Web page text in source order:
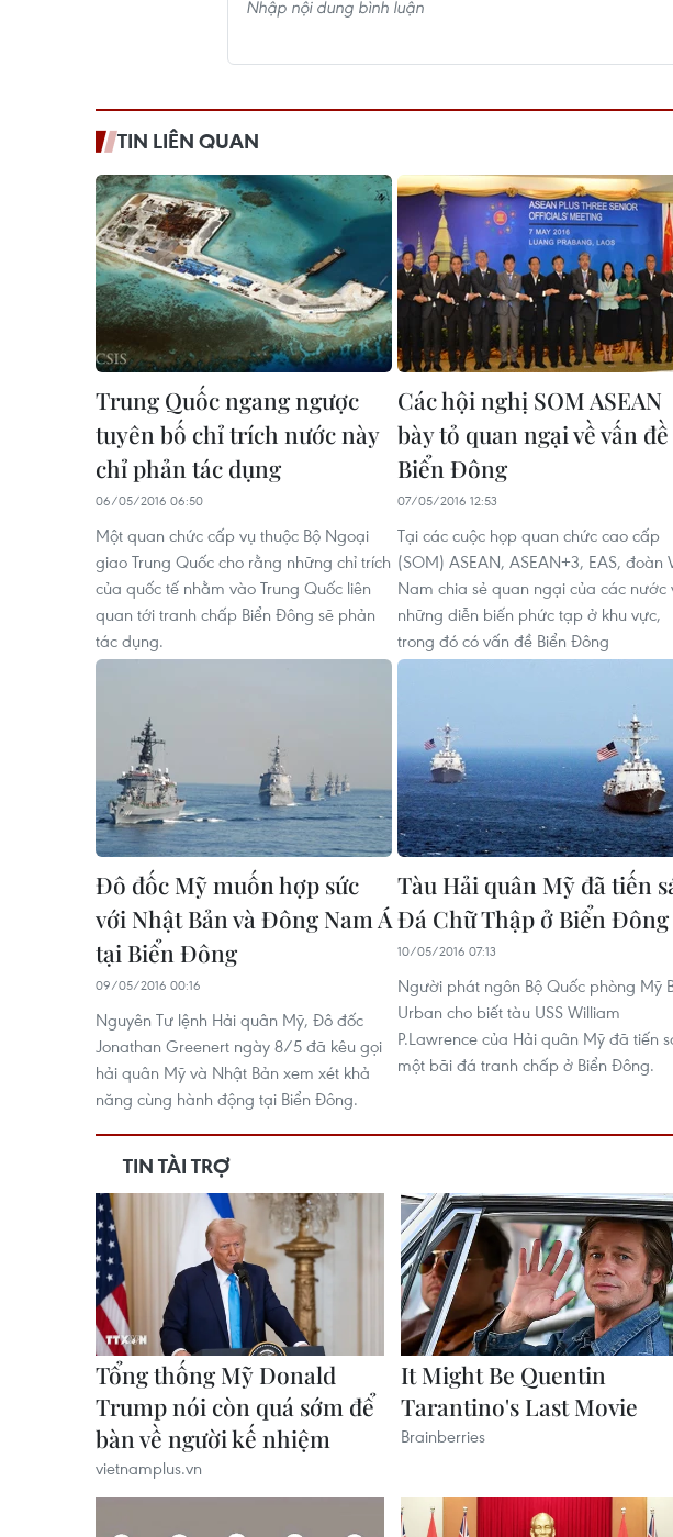
TIN LIÊN QUAN
Trung Quốc ngang ngược
tuyên bố chỉ trích nước này
chỉ phản tác dụng
06/05/2016 06:50
Một quan chức cấp vụ thuộc Bộ Ngoại
giao Trung Quốc cho rằng những chỉ trích
của quốc tế nhằm vào Trung Quốc liên
quan tới tranh chấp Biển Đông sẽ phản
tác dụng.
Các hội nghị SOM ASEAN
bày tỏ quan ngại về vấn đề
Biển Đông
07/05/2016 12:53
Tại các cuộc họp quan chức cao cấp
(SOM) ASEAN, ASEAN+3, EAS, đoàn
Nam chia sẻ quan ngại của các nước
những diễn biến phức tạp ở khu vực,
trong đó có vấn đề Biển Đông
Đô đốc Mỹ muốn hợp sức
với Nhật Bản và Đông Nam Á
tại Biển Đông
09/05/2016 00:16
Nguyên Tư lệnh Hải quân Mỹ, Đô đốc
Jonathan Greenert ngày 8/5 đã kêu gọi
hải quân Mỹ và Nhật Bản xem xét khả
năng cùng hành động tại Biển Đông.
Tàu Hải quân Mỹ đã tiến
Đá Chữ Thập ở Biển Đông
10/05/2016 07:13
Người phát ngôn Bộ Quốc phòng Mỹ
Urban cho biết tàu USS William
P.Lawrence của Hải quân Mỹ đã tiến
một bãi đá tranh chấp ở Biển Đông.